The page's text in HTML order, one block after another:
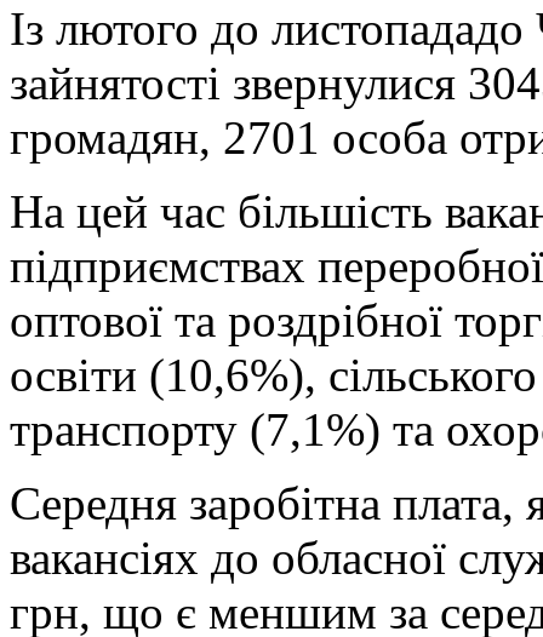
Із лютого до
зайнятості звернулися
громадян, 2701 особа
На цей час більшість
підприємствах
оптової та роздрібної
освіти (10,6%),
транспорту (7,1%) та
Середня заробітна
вакансіях до обласної
грн, що є меншим за